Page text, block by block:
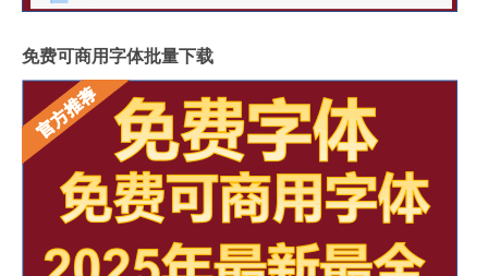
免费可商用字体批量下载